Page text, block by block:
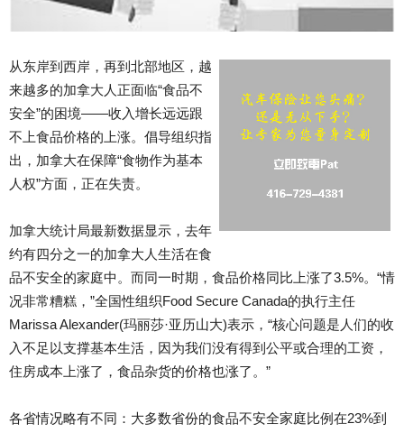
从东岸到西岸，再到北部地区，越
来越多的加拿大人正面临“食品不
安全”的困境——收入增长远远跟
不上食品价格的上涨。倡导组织指
出，加拿大在保障“食物作为基本
人权”方面，正在失责。
加拿大统计局最新数据显示，去年
约有四分之一的加拿大人生活在食
品不安全的家庭中。而同一时期，食品价格同比上涨了3.5%。“情
况非常糟糕，”全国性组织Food Secure Canada的执行主任
Marissa Alexander(玛丽莎·亚历山大)表示，“核心问题是人们的收
入不足以支撑基本生活，因为我们没有得到公平或合理的工资，
住房成本上涨了，食品杂货的价格也涨了。”
各省情况略有不同：大多数省份的食品不安全家庭比例在23%到